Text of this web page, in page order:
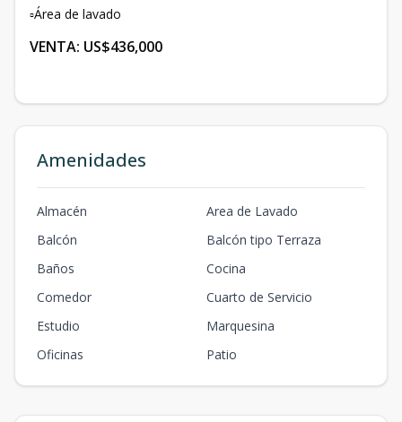
▫️Área de lavado
VENTA: US$436,000
Amenidades
Almacén
Area de Lavado
Balcón
Balcón tipo Terraza
Baños
Cocina
Comedor
Cuarto de Servicio
Estudio
Marquesina
Oficinas
Patio